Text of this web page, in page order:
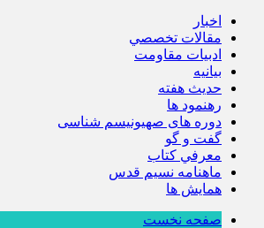
اخبار
مقالات تخصصي
ادبيات مقاومت
بيانيه
حديث هفته
رهنمود ها
دوره های صهیونیسم شناسی
گفت و گو
معرفي كتاب
ماهنامه نسيم قدس
همايش ها
صفحه نخست